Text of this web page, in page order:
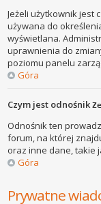
Jeżeli użytkownik jest
używana do
wyświetlana.
uprawnienia do
poziomu panelu
Góra
Czym jest odnośnik
Odnośnik ten
forum, na której
oraz inne dane, takie
Góra
Prywatne